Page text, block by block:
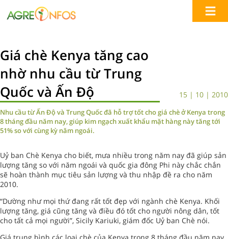
Giá chè Kenya tăng cao
nhờ nhu cầu từ Trung
Quốc và Ấn Độ
15 | 10 | 2010
Nhu cầu từ Ấn Độ và Trung Quốc đã hỗ trợ tốt cho giá chè ở Kenya trong
8 tháng đầu năm nay, giúp kim ngạch xuất khẩu mặt hàng này tăng tới
51% so với cùng kỳ năm ngoái.
Uỷ ban Chè Kenya cho biết, mưa nhiều trong năm nay đã giúp sản
lượng tăng so với năm ngoái và quốc gia đông Phi này chắc chắn
sẽ hoàn thành mục tiêu sản lượng và thu nhập đề ra cho năm
2010.
“Dường như mọi thứ đang rất tốt đẹp với ngành chè Kenya. Khối
lượng tăng, giá cũng tăng và điều đó tốt cho người nông dân, tốt
cho tất cả mọi người”, Sicily Kariuki, giám đốc Uỷ ban Chè nói.